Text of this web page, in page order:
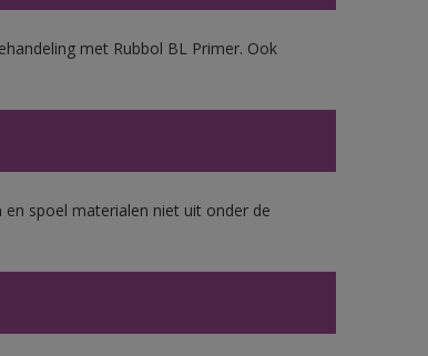
met Rubbol BL Primer. Ook
spoel materialen niet uit onder de